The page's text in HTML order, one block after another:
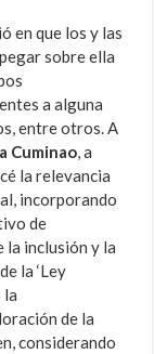
en que los y las
sobre ella
a alguna
entre otros. A
Cuminao , a
la relevancia
incorporando
de
la inclusión y la
la ‘Ley
la
de la
considerando